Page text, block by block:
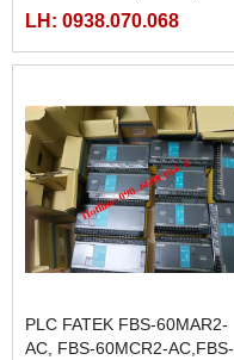
LH: 0938.070.068
PLC FATEK FBS-60MAR2-
AC, FBS-60MCR2-AC,FBS-